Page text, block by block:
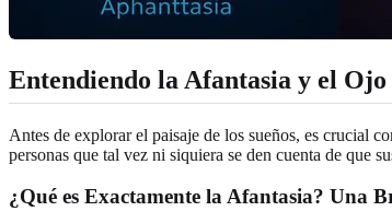
Entendiendo la Afantasia y el
Antes de explorar el paisaje de los sueños, es crucial
personas que tal vez ni siquiera se den cuenta de que
¿Qué es Exactamente la Afantasia? Una